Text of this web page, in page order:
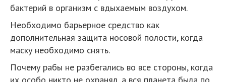
бактерий в организм с вдыхаемым воздухом.
Необходимо барьерное средство как
дополнительная защита носовой полости, когда
маску необходимо снять.
Почему рабы не разбегались во все стороны, когда
их особо никто не охранял, а вся планета была по